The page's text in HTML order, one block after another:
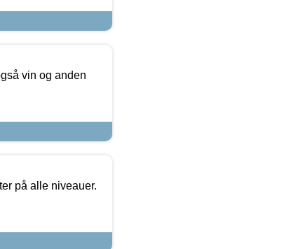
vin og anden
på alle niveauer.